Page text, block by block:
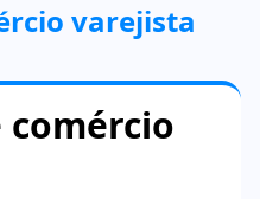
varejista
comércio